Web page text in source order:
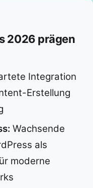
2026 prägen
Integration
Erstellung
Wachsende
als
moderne